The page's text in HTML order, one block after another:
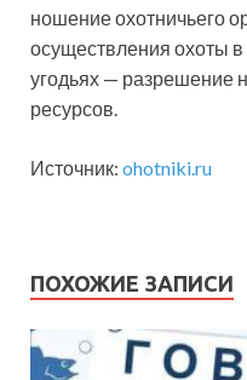
ношение охотничьего
осуществления охоты
угодьях — разрешение
ресурсов.
Источник: ohotniki.ru
ПОХОЖИЕ ЗАПИСИ